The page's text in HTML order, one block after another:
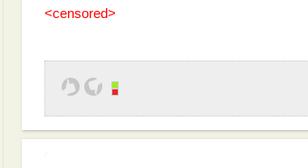
<censored>